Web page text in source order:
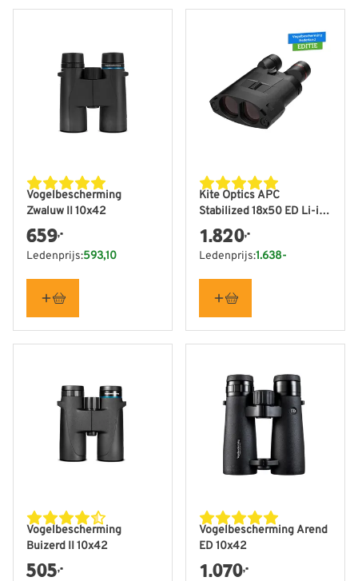
Vogelbescherming
Zwaluw II 10x42
659,-
Ledenprijs:593,10
Kite Optics APC
Stabilized 18x50 ED Li-ion
- Vogelbescherming
Nederland editie
1.820,-
Ledenprijs:1.638-
Vogelbescherming
Buizerd II 10x42
505,-
Vogelbescherming Arend
ED 10x42
1.070,-